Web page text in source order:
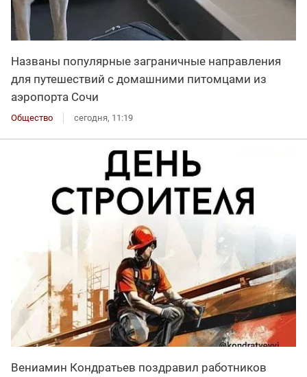
Названы популярные заграничные направления
для путешествий с домашними питомцами из
аэропорта Сочи
Общество сегодня, 11:19
Вениамин Кондратьев поздравил работников